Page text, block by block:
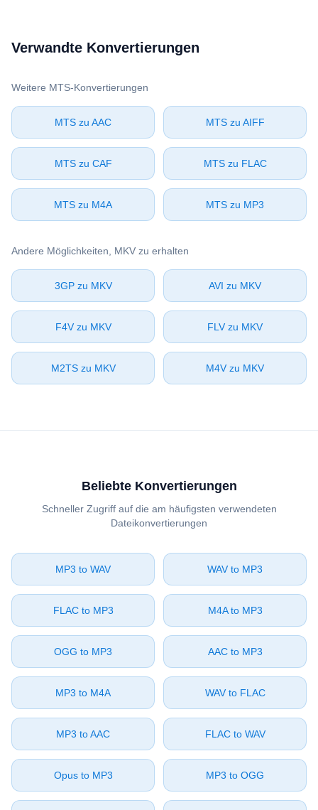
Verwandte Konvertierungen
Weitere ⁦MTS⁩-Konvertierungen
⁦MTS⁩ zu ⁦AAC⁩ ⁦MTS⁩ zu ⁦AIFF⁩
⁦MTS⁩ zu ⁦CAF⁩ ⁦MTS⁩ zu ⁦FLAC⁩
⁦MTS⁩ zu ⁦M4A⁩ ⁦MTS⁩ zu ⁦MP3⁩
Andere Möglichkeiten, ⁦MKV⁩ zu erhalten
⁦3GP⁩ zu ⁦MKV⁩ ⁦AVI⁩ zu ⁦MKV⁩
⁦F4V⁩ zu ⁦MKV⁩ ⁦FLV⁩ zu ⁦MKV⁩
⁦M2TS⁩ zu ⁦MKV⁩ ⁦M4V⁩ zu ⁦MKV⁩
Beliebte Konvertierungen
Schneller Zugriff auf die am häufigsten verwendeten
Dateikonvertierungen
⁦MP3⁩ to ⁦WAV⁩ ⁦WAV⁩ to ⁦MP3⁩
⁦FLAC⁩ to ⁦MP3⁩ ⁦M4A⁩ to ⁦MP3⁩
⁦OGG⁩ to ⁦MP3⁩ ⁦AAC⁩ to ⁦MP3⁩
⁦MP3⁩ to ⁦M4A⁩ ⁦WAV⁩ to ⁦FLAC⁩
⁦MP3⁩ to ⁦AAC⁩ ⁦FLAC⁩ to ⁦WAV⁩
⁦Opus⁩ to ⁦MP3⁩ ⁦MP3⁩ to ⁦OGG⁩